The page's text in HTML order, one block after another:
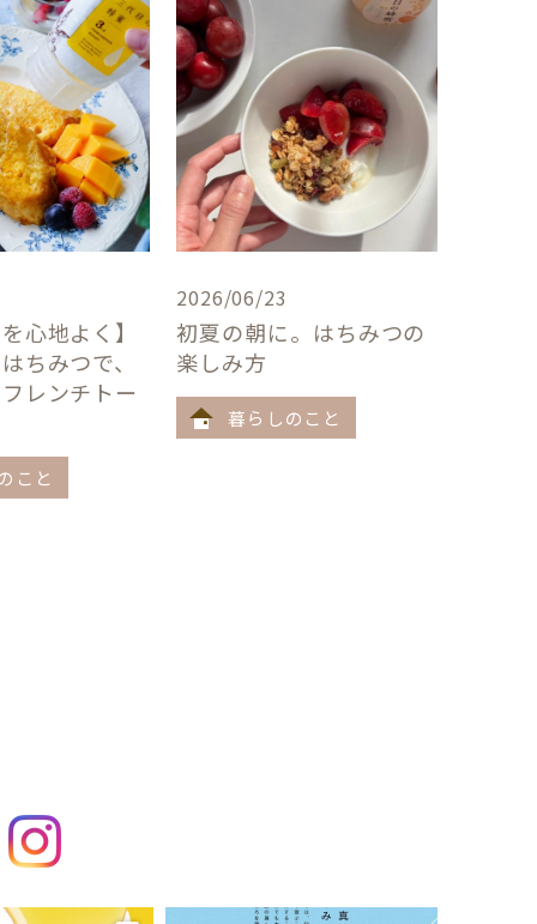
心地よく】
ちみつで、
レンチトー
こと
2026/06/23
初夏の朝に。はちみつの
楽しみ方
暮らしのこと